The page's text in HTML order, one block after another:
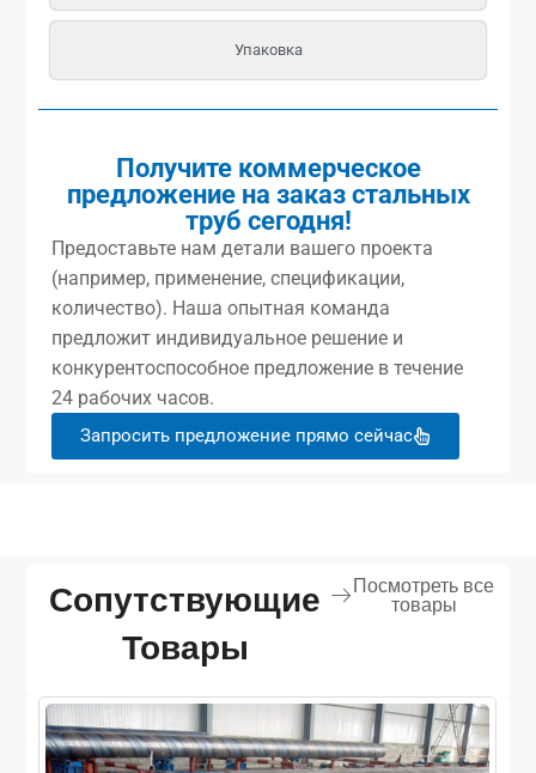
Упаковка
Получите коммерческое
предложение на заказ стальных
труб сегодня!
Предоставьте нам детали вашего проекта
(например, применение, спецификации,
количество). Наша опытная команда
предложит индивидуальное решение и
конкурентоспособное предложение в течение
24 рабочих часов.
Запросить предложение прямо сейчас
Сопутствующие
Товары
Посмотреть все
товары